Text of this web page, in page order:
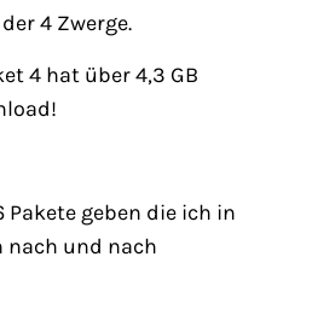
4 Zwerge.
4 hat über 4,3 GB
geben die ich in
nach und nach